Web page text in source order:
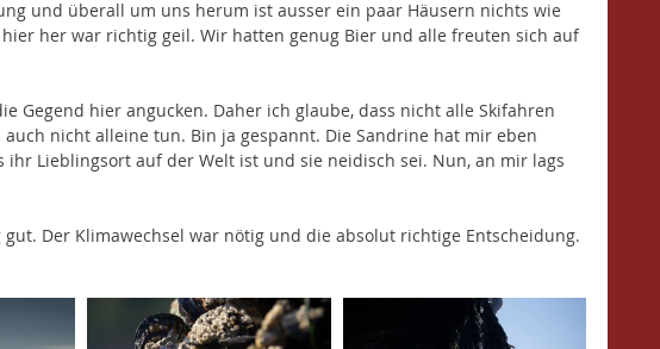
und überall um uns herum ist ausser ein paar Häusern nichts wie
her war richtig geil. Wir hatten genug Bier und alle freuten sich auf
Gegend hier angucken. Daher ich glaube, dass nicht alle Skifahren
auch nicht alleine tun. Bin ja gespannt. Die Sandrine hat mir eben
ihr Lieblingsort auf der Welt ist und sie neidisch sei. Nun, an mir lags
Der Klimawechsel war nötig und die absolut richtige Entscheidung.